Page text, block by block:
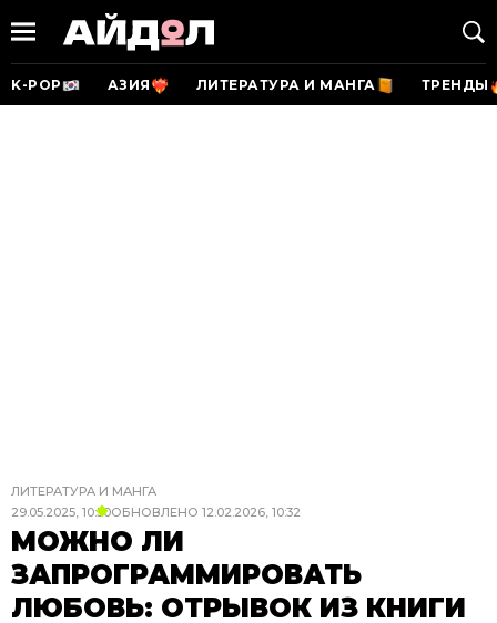
K-POP АЗИЯ ЛИТЕРАТУРА И МАНГА ТРЕНДЫ
ЛИТЕРАТУРА И МАНГА
29.05.2025, 10:50ОБНОВЛЕНО 12.02.2026, 10:32
МОЖНО ЛИ
ЗАПРОГРАММИРОВАТЬ
ЛЮБОВЬ: ОТРЫВОК ИЗ КНИГИ